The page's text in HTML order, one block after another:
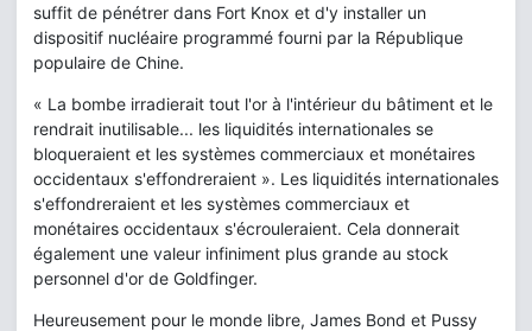
suffit de pénétrer dans Fort Knox et d'y installer un
dispositif nucléaire programmé fourni par la République
populaire de Chine.
« La bombe irradierait tout l'or à l'intérieur du bâtiment et le
rendrait inutilisable... les liquidités internationales se
bloqueraient et les systèmes commerciaux et monétaires
occidentaux s'effondreraient ». Les liquidités internationales
s'effondreraient et les systèmes commerciaux et
monétaires occidentaux s'écrouleraient. Cela donnerait
également une valeur infiniment plus grande au stock
personnel d'or de Goldfinger.
Heureusement pour le monde libre, James Bond et Pussy